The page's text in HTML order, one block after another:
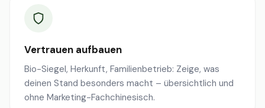
Vertrauen aufbauen
Bio-Siegel, Herkunft, Familienbetrieb: Zeige, was
deinen Stand besonders macht – übersichtlich und
ohne Marketing-Fachchinesisch.